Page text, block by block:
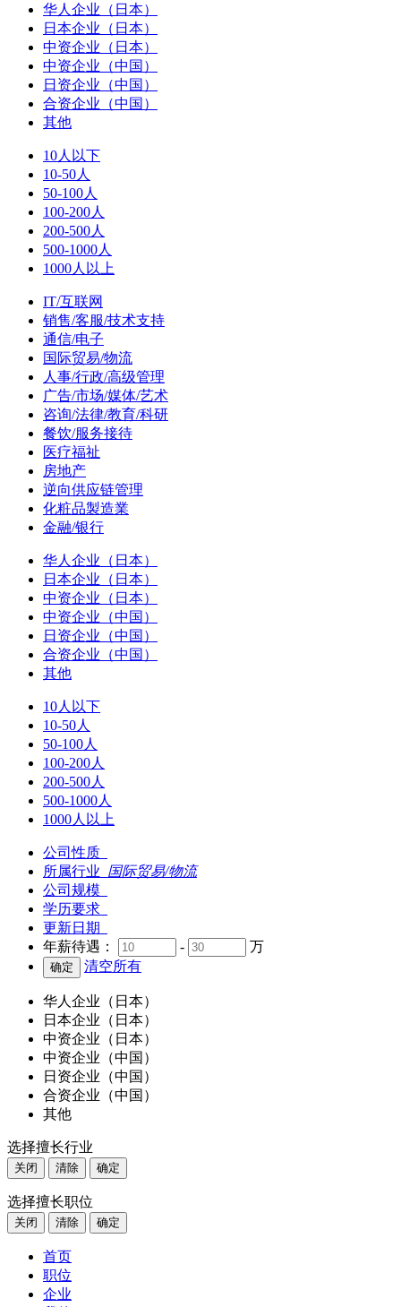
华人企业（日本）
日本企业（日本）
中资企业（日本）
中资企业（中国）
日资企业（中国）
合资企业（中国）
其他
10人以下
10-50人
50-100人
100-200人
200-500人
500-1000人
1000人以上
IT/互联网
销售/客服/技术支持
通信/电子
国际贸易/物流
人事/行政/高级管理
广告/市场/媒体/艺术
咨询/法律/教育/科研
餐饮/服务接待
医疗福祉
房地产
逆向供应链管理
化粧品製造業
金融/银行
华人企业（日本）
日本企业（日本）
中资企业（日本）
中资企业（中国）
日资企业（中国）
合资企业（中国）
其他
10人以下
10-50人
50-100人
100-200人
200-500人
500-1000人
1000人以上
公司性质
所属行业 国际贸易/物流
公司规模
学历要求
更新日期
年薪待遇：
-
万
清空所有
华人企业（日本）
日本企业（日本）
中资企业（日本）
中资企业（中国）
日资企业（中国）
合资企业（中国）
其他
选择擅长行业
关闭 清除 确定
选择擅长职位
关闭 清除 确定
首页
职位
企业